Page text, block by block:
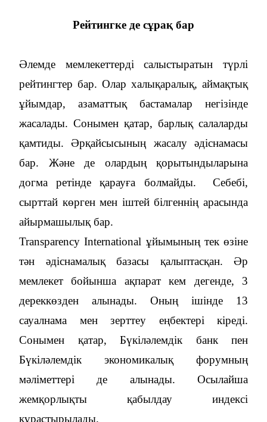
Рейтингке де сұрақ бар
Әлемде мемлекеттерді салыстыратын түрлі
рейтингтер бар. Олар халықаралық, аймақтық
ұйымдар, азаматтық бастамалар негізінде
жасалады. Сонымен қатар, барлық салаларды
қамтиды. Әрқайсысының жасалу әдіснамасы
бар. Және де олардың қорытындыларына
догма ретінде қарауға болмайды.
Себебі,
сырттай көрген мен іштей білгеннің арасында
айырмашылық бар.
Transparency International ұйымының тек өзіне
тән әдіснамалық базасы қалыптасқан. Әр
мемлекет бойынша ақпарат кем дегенде, 3
дереккөзден алынады. Оның ішінде 13
сауалнама мен зерттеу еңбектері кіреді.
Сонымен қатар, Бүкіләлемдік банк пен
Бүкіләлемдік экономикалық форумның
мәліметтері де алынады. Осылайша
жемқорлықты қабылдау индексі
құрастырылады.